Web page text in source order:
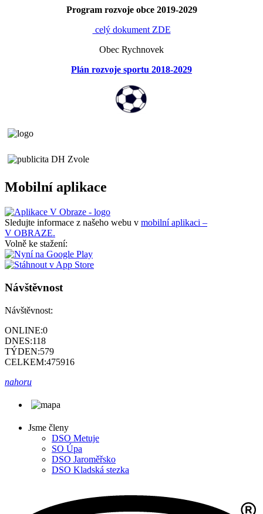
Program rozvoje obce 2019-2029
celý dokument ZDE
Obec Rychnovek
Plán rozvoje sportu 2018-2029
Mobilní aplikace
Sledujte informace z našeho webu v mobilní aplikaci –
V OBRAZE.
Volně ke stažení:
Návštěvnost
Návštěvnost:
ONLINE:0
DNES:118
TÝDEN:579
CELKEM:475916
nahoru
Jsme členy
DSO Metuje
SO Úpa
DSO Jaroměřsko
DSO Kladská stezka